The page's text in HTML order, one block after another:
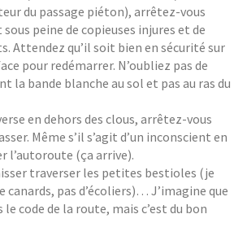
du passage piéton), arrêtez-vous
peine de copieuses injures et de
Attendez qu’il soit bien en sécurité sur
pour redémarrer. N’oubliez pas de
la bande blanche au sol et pas au ras du
en dehors des clous, arrêtez-vous
Même s’il s’agit d’un inconscient en
l’autoroute (ça arrive).
traverser les petites bestioles (je
canards, pas d’écoliers)… J’imagine que
le code de la route, mais c’est du bon